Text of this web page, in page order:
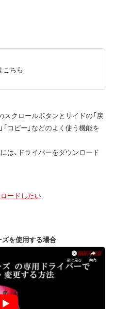
こちら
スクロールボタンとサイドの「戻
「コピー」などのよく使う機能を
は、ドライバーをダウンロード
ードしたい
を使用する場合